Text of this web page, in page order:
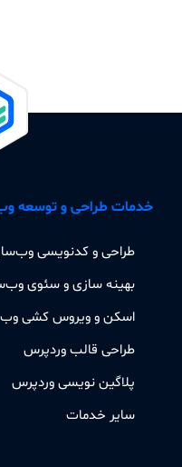
خدمات طراحی و توسعه
طراحی و کدنویسی
بهینه سازی و سئوی
اسکن و ویروس کشی
طراحی قالب وردپرس
پلاگین نویسی وردپرس
سایر خدمات